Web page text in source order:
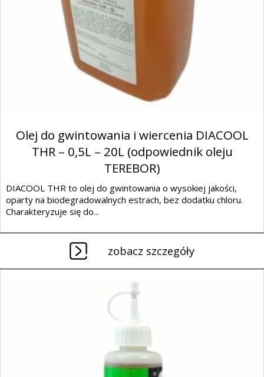
Olej do gwintowania i wiercenia DIACOOL
THR – 0,5L – 20L (odpowiednik oleju
TEREBOR)
DIACOOL THR to olej do gwintowania o wysokiej jakości,
oparty na biodegradowalnych estrach, bez dodatku chloru.
Charakteryzuje się do...
zobacz szczegóły